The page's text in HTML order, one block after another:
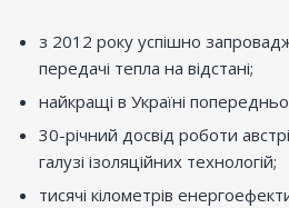
з 2012 року успішно
передачі тепла на відстані;
найкращі в Україні
30-річний досвід роботи
галузі ізоляційних технологій;
тисячі кілометрів